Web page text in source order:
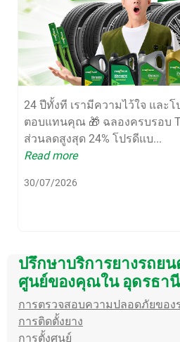
24 ปีทั้งที เรามีความไว้ใจ และ
ตอบแทนคุณ 🎁 ฉลองครบรอบ
ส่วนลดสูงสุด 24% โปรดีแบ...
Read more
30/07/2026
ปรึกษาบริการยางรถย
ศูนย์ของคุณใน อุดรธา
การตรวจสอบความปลอดภัยของ
การติดตั้งยาง
การตั้งศูนย์